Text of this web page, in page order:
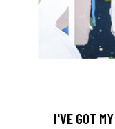
I'VE GOT